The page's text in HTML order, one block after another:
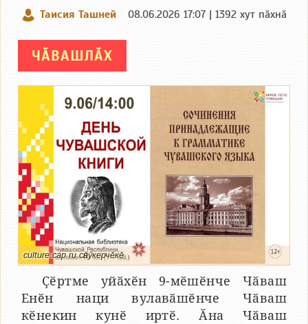
Таисия Ташней 08.06.2026 17:07 | 1392 хут пӑхнӑ
ЧӐВАШЛӐХ
culture.cap.ru сӑнӳкерчӗкӗ
Ҫӗртме уйӑхӗн 9-мӗшӗнче Чӑваш
Енӗн наци вулавӑшӗнче Чӑваш
кӗнекин кунӗ иртӗ. Ӑна Чӑваш